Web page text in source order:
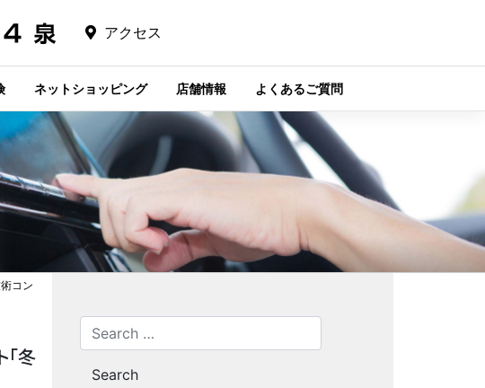
アクセス
ネットショッピング 店舗情報 よくあるご質問
コン
冬